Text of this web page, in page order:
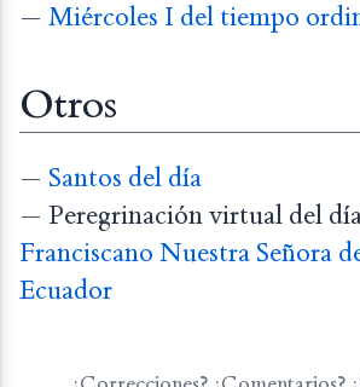
— Miércoles I del tiempo
Otros
— Santos del día
— Peregrinación virtual del
Franciscano Nuestra Señora
Ecuador